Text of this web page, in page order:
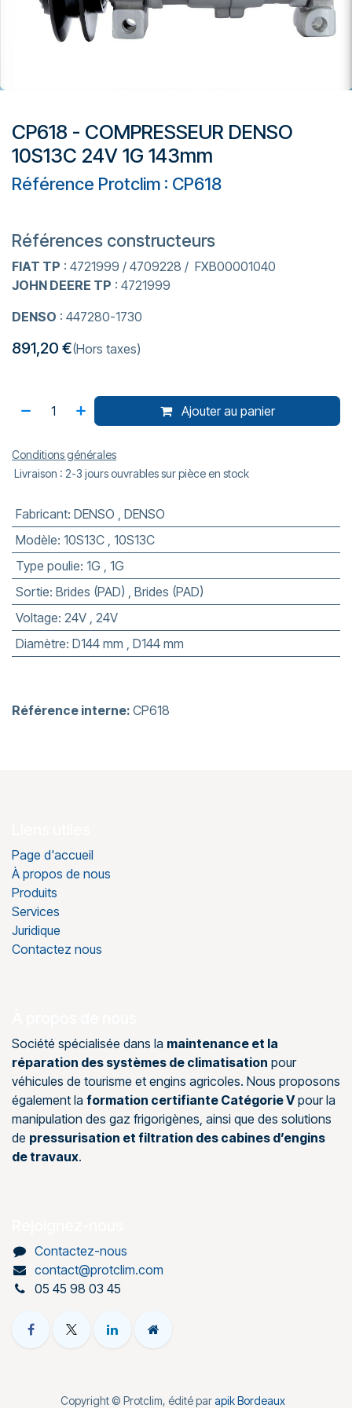
CP618 - COMPRESSEUR DENSO
10S13C 24V 1G 143mm
Référence Protclim : CP618
Références constructeurs
FIAT TP : 4721999 / 4709228 / FXB00001040
JOHN DEERE TP : 4721999
DENSO : 447280-1730
891,20 €(Hors taxes)
Ajouter au panier
Conditions générales
Livraison : 2-3 jours ouvrables sur pièce en stock
Fabricant: DENSO , DENSO
Modèle: 10S13C, 10S13C
Type poulie: 1G , 1G
Sortie: Brides (PAD) , Brides (PAD)
Voltage: 24V, 24V
Diamètre: D144 mm , D144 mm
Référence interne: CP618
Page d'accueil
À propos de nous
Produits
Services
Juridique
Contactez nous
Société spécialisée dans la maintenance et la
réparation des systèmes de climatisation pour
véhicules de tourisme et engins agricoles. Nous proposons
également la formation certifiante Catégorie Vpour la
manipulation des gaz frigorigènes, ainsi que des solutions
de pressurisation et filtration des cabines d’engins
de travaux.
Contactez-nous
contact@protclim.com
05 45 98 03 45
Copyright © Protclim, édité parapik Bordeaux